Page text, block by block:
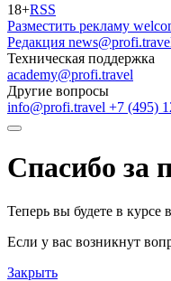
18+RSS
Разместить рекламу
Редакция
Техническая поддержка
academy@profi.travel
Другие вопросы
info@profi.travel +7 (495)
Спасибо за
Теперь вы будете в
Если у вас возникнут
Закрыть